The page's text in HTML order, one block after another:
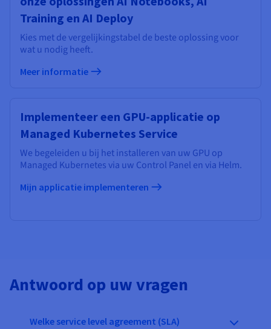
Training en AI Deploy
Kies met de vergelijkingstabel de beste oplossing voor
wat u nodig heeft.
Meer informatie
Implementeer een GPU-applicatie op
Managed Kubernetes Service
We begeleiden u bij het installeren van uw GPU op
Managed Kubernetes via uw Control Panel en via Helm.
Mijn applicatie implementeren
Antwoord op uw vragen
Welke service level agreement (SLA)